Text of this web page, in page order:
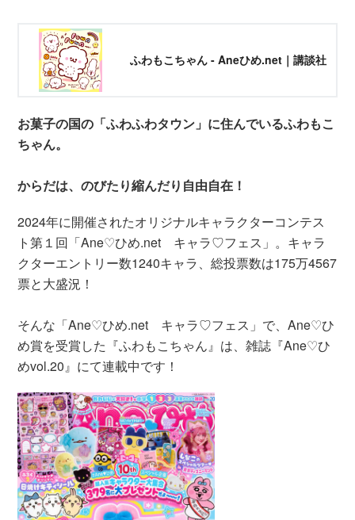
ふわもこちゃん - Aneひめ.net｜講談社
お菓子の国の「ふわふわタウン」に住んでいるふわもこ
ちゃん。
からだは、のびたり縮んだり自由自在！
2024年に開催されたオリジナルキャラクターコンテス
ト第１回「Ane♡ひめ.net キャラ♡フェス」。キャラ
クターエントリー数1240キャラ、総投票数は175万4567
票と大盛況！
そんな「Ane♡ひめ.net キャラ♡フェス」で、Ane♡ひ
め賞を受賞した『ふわもこちゃん』は、雑誌『Ane♡ひ
めvol.20』にて連載中です！